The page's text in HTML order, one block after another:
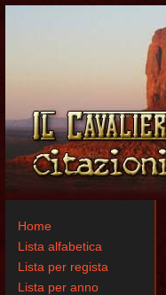
Home
Lista alfabetica
Lista per regista
Lista per anno